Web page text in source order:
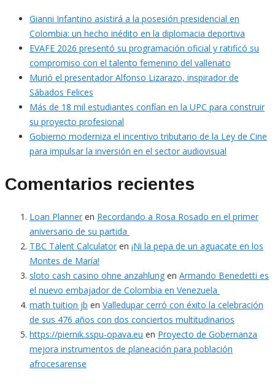
Gianni Infantino asistirá a la posesión presidencial en
Colombia: un hecho inédito en la diplomacia deportiva
EVAFE 2026 presentó su programación oficial y ratificó su
compromiso con el talento femenino del vallenato
Murió el presentador Alfonso Lizarazo, inspirador de
Sábados Felices
Más de 18 mil estudiantes confían en la UPC para construir
su proyecto profesional
Gobierno moderniza el incentivo tributario de la Ley de Cine
para impulsar la inversión en el sector audiovisual
Comentarios recientes
Loan Planner en Recordando a Rosa Rosado en el primer
aniversario de su partida
TBC Talent Calculator en ¡Ni la pepa de un aguacate en los
Montes de María!
sloto cash casino ohne anzahlung en Armando Benedetti es
el nuevo embajador de Colombia en Venezuela
math tuition jb en Valledupar cerró con éxito la celebración
de sus 476 años con dos conciertos multitudinarios
https://piernik.sspu-opava.eu en Proyecto de Gobernanza
mejora instrumentos de planeación para población
afrocesarense